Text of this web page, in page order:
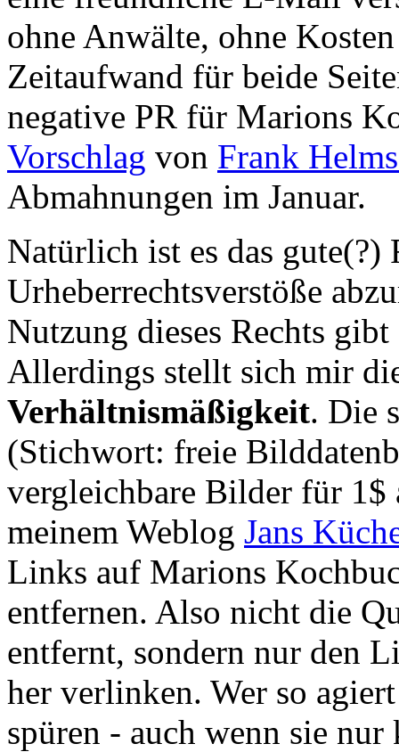
ohne Anwälte, ohne
Zeitaufwand für beide
negative PR für Marions
Vorschlag von Frank
Abmahnungen im Januar.
Natürlich ist es das
Urheberrechtsverstöße
Nutzung dieses Rechts
Allerdings stellt sich mir
Verhältnismäßigkeit. Die
(Stichwort: freie
vergleichbare Bilder für 1$
meinem Weblog Jans
Links auf Marions
entfernen. Also nicht die
entfernt, sondern nur den
her verlinken. Wer so
spüren - auch wenn sie